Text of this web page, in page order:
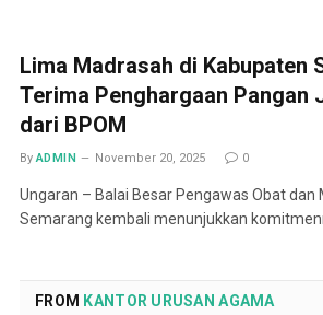
Lima Madrasah di Kabupaten
Terima Penghargaan Pangan
dari BPOM
By ADMIN November 20, 2025 0
Ungaran – Balai Besar Pengawas Obat dan
Semarang kembali menunjukkan
FROM KANTOR URUSAN AGAMA